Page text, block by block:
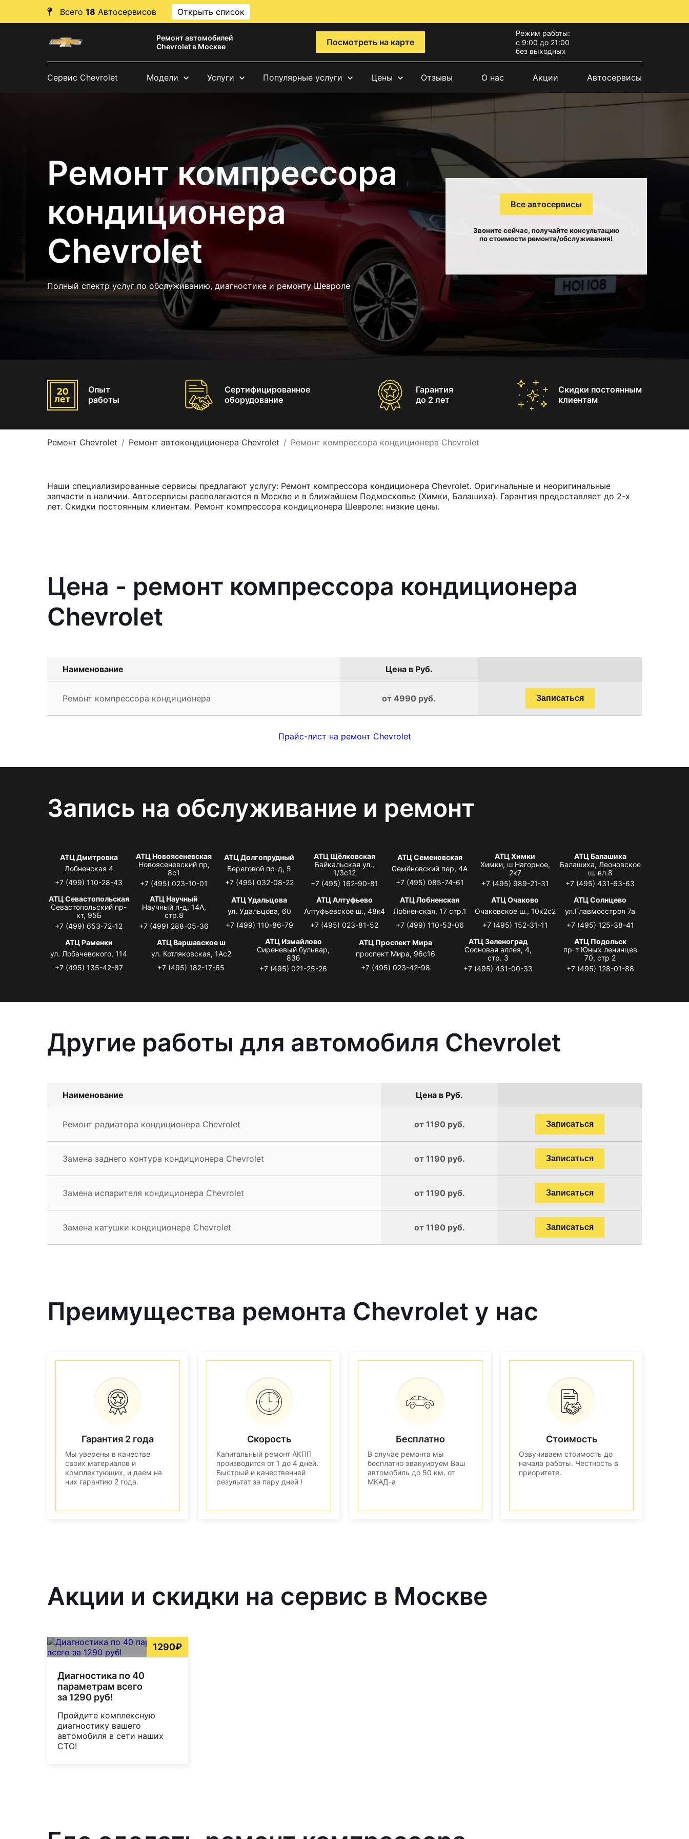
Всего 18 Автосервисов Открыть список
Ремонт автомобилей
Chevrolet в Москве
Посмотреть на карте
Режим работы:
с 9:00 до 21:00
без выходных
Сервис Chevrolet Модели Услуги Популярные услуги Цены Отзывы О нас Акции Автосервисы
Ремонт компрессора
кондиционера
Chevrolet
Полный спектр услуг по обслуживанию, диагностике и ремонту Шевроле
Все автосервисы
Звоните сейчас, получайте консультацию
по стоимости ремонта/обслуживания!
Опыт
работы
Сертифицированное
оборудование
Гарантия
до 2 лет
Скидки постоянным
клиентам
Ремонт Chevrolet Ремонт автокондиционера Chevrolet Ремонт компрессора кондиционера Chevrolet
Наши специализированные сервисы предлагают услугу: Ремонт компрессора кондиционера Chevrolet. Оригинальные и неоригинальные
запчасти в наличии. Автосервисы располагаются в Москве и в ближайшем Подмосковье (Химки, Балашиха). Гарантия предоставляет до 2-х
лет. Скидки постоянным клиентам. Ремонт компрессора кондиционера Шевроле: низкие цены.
Цена - ремонт компрессора кондиционера
Chevrolet
Наименование Цена в Руб.
Ремонт компрессора кондиционера от 4990 руб. Записаться
Прайс-лист на ремонт Chevrolet
Запись на обслуживание и ремонт
АТЦ Дмитровка
Лобненская 4
+7 (499) 110-28-43
АТЦ Новоясеневская
Новоясеневский пр,
8с1
+7 (495) 023-10-01
АТЦ Долгопрудный
Береговой пр-д, 5
+7 (495) 032-08-22
АТЦ Щёлковская
Байкальская ул.,
1/3с12
+7 (495) 162-90-81
АТЦ Семеновская
Семёновский пер, 4А
+7 (495) 085-74-61
АТЦ Химки
Химки, ш Нагорное,
2к7
+7 (495) 989-21-31
АТЦ Балашиха
Балашиха, Леоновское
ш. вл.8
+7 (495) 431-63-63
АТЦ Севастопольская
Севастопольский пр-
кт, 95Б
+7 (499) 653-72-12
АТЦ Научный
Научный п-д, 14А,
стр.8
+7 (499) 288-05-36
АТЦ Удальцова
ул. Удальцова, 60
+7 (499) 110-86-79
АТЦ Алтуфьево
Алтуфьевское ш., 48к4
+7 (495) 023-81-52
АТЦ Лобненская
Лобненская, 17 стр.1
+7 (499) 110-53-06
АТЦ Очаково
Очаковское ш., 10к2с2
+7 (495) 152-31-11
АТЦ Солнцево
ул.Главмосстроя 7а
+7 (495) 125-38-41
АТЦ Раменки
ул. Лобачевского, 114
+7 (495) 135-42-87
АТЦ Варшавское ш
ул. Котляковская, 1Ас2
+7 (495) 182-17-65
АТЦ Измайлово
Сиреневый бульвар,
83б
+7 (495) 021-25-26
АТЦ Проспект Мира
проспект Мира, 96с16
+7 (495) 023-42-98
АТЦ Зеленоград
Сосновая аллея, 4,
стр. 3
+7 (495) 431-00-33
АТЦ Подольск
пр-т Юных ленинцев
70, стр 2
+7 (495) 128-01-88
Другие работы для автомобиля Chevrolet
Наименование Цена в Руб.
Ремонт радиатора кондиционера Chevrolet от 1190 руб. Записаться
Замена заднего контура кондиционера Chevrolet от 1190 руб. Записаться
Замена испарителя кондиционера Chevrolet от 1190 руб. Записаться
Замена катушки кондиционера Chevrolet от 1190 руб. Записаться
Преимущества ремонта Chevrolet у нас
Гарантия 2 года
Мы уверены в качестве
своих материалов и
комплектующих, и даем на
них гарантию 2 года.
Скорость
Капитальный ремонт АКПП
производится от 1 до 4 дней.
Быстрый и качественнвй
результат за пару дней !
Бесплатно
В случае ремонта мы
бесплатно эвакуируем Ваш
автомобиль до 50 км. от
МКАД-а
Стоимость
Озвучиваем стоимость до
начала работы. Честность в
приоритете.
Акции и скидки на сервис в Москве
1290₽
Диагностика по 40
параметрам всего
за 1290 руб!
Пройдите комплексную
диагностику вашего
автомобиля в сети наших
СТО!